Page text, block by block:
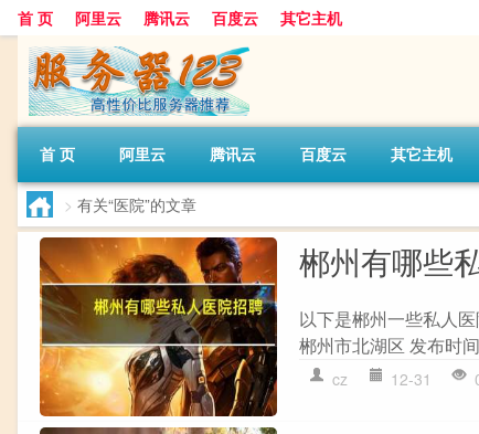
首 页 阿里云 腾讯云 百度云 其它主机
首 页 阿里云 腾讯云 百度云 其它主机
> 有关“医院”的文章
郴州有哪些
以下是郴州一些私人
郴州市北湖区 发布时
cz 12-31